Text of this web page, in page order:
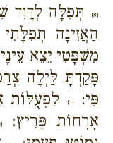
{א}
תְּפִלָּה לְדָוִד
הַאֲזִינָה
מִשְׁפָּטִי יֵצֵא
פָּקַדְתָּ לַּיְלָה
פִּי:{ד}
לִפְעֻלּוֹת
אָרְחוֹת פָּרִיץ: